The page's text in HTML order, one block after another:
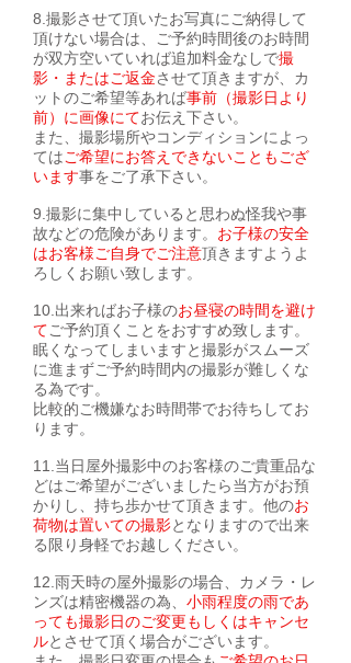
8.撮影させて頂いたお写真にご納得して
頂けない場合は、ご予約時間後のお時間
が双方空いていれば追加料金なしで撮
影・またはご返金させて頂きますが、カ
ットのご希望等あれば事前（撮影日より
前）に画像にてお伝え下さい。
また、撮影場所やコンディションによっ
てはご希望にお答えできないこともござ
います事をご了承下さい。
9.撮影に集中していると思わぬ怪我や事
故などの危険があります。 お子様の安全
はお客様ご自身でご注意頂きますようよ
ろしくお願い致します。
10 .出来ればお子様のお昼寝の時間を避け
てご予約頂くことをおすすめ致します。
眠くなってしまいますと撮影がスムーズ
に進まずご予約時間内の撮影が難しくな
る為です。
比較的ご機嫌なお時間帯でお待ちしてお
ります。
11.当日屋外撮影中のお客様のご貴重品な
どはご希望がございましたら当方がお預
かりし、持ち歩かせて頂きます。他のお
荷物は置いての撮影となりますので出来
る限り身軽でお越しください。
12.雨天時の屋外撮影の場合、カメラ・レ
ンズは精密機器の為、 小雨程度の雨であ
っても撮影日のご変更もしくはキャンセ
ルと させて頂く場合がございます。